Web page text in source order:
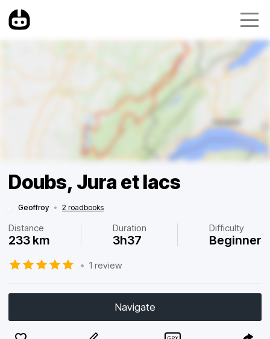
Doubs, Jura et lacs
Geoffroy • 2 roadbooks
Distance
233 km
Duration
3h37
Difficulty
Beginner
• 1 review
Navigate